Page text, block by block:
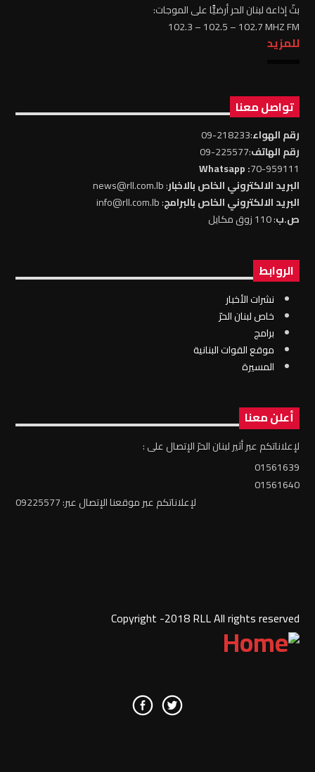
بثّ إذاعة لبنان الحر أرضيًّا على الموجات:
102.3 – 102.5 – 102.7 MHZ FM
للمزيد
تواصل معنا
رقم الهواء:218233-09
رقم الهاتف:225577-09
70-959111
: Whatsapp
البريد الالكتروني الخاص بالاخبار: news@rll.com.lb
البريد الالكتروني الخاص بالبرامج: info@rll.com.lb
ص.ب: 110 زوق مكايل
الروابط
نشرات الأخبار
خاص لبنان الحرّ
برامج
موقع القوات البنانية
المسيرة
أعلن معنا
لإعلاناتكم عبر أثير لبنان الحرّ الإتصال على :
01561639
01561640
لإعلاناتكم عبر موقعنا الإتصال عبر: 09225577
Copyright -2018 RLL All rights reserved